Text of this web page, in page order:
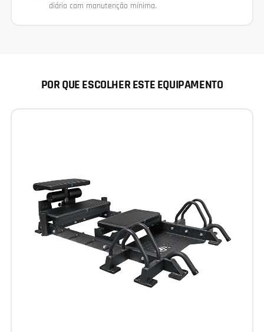
diário com manutenção mínima.
POR QUE ESCOLHER ESTE EQUIPAMENTO